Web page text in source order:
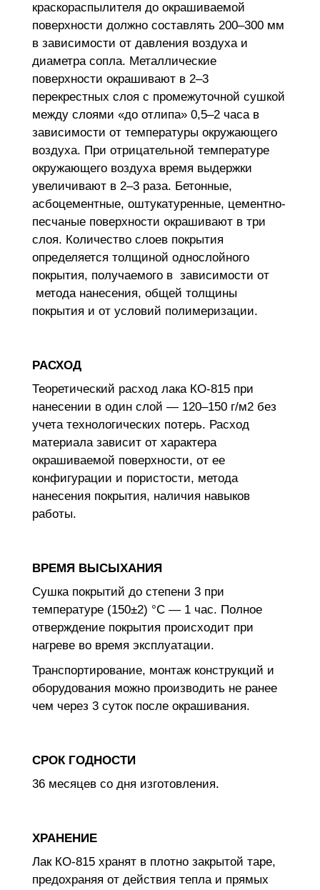
краскораспылителя до окрашиваемой
поверхности должно составлять 200–300 мм
в зависимости от давления воздуха и
диаметра сопла. Металлические
поверхности окрашивают в 2–3
перекрестных слоя с промежуточной сушкой
между слоями «до отлипа» 0,5–2 часа в
зависимости от температуры окружающего
воздуха. При отрицательной температуре
окружающего воздуха время выдержки
увеличивают в 2–3 раза. Бетонные,
асбоцементные, оштукатуренные, цементно-
песчаные поверхности окрашивают в три
слоя. Количество слоев покрытия
определяется толщиной однослойного
покрытия, получаемого в зависимости от
метода нанесения, общей толщины
покрытия и от условий полимеризации.
РАСХОД
Теоретический расход лака КО-815 при
нанесении в один слой — 120–150 г/м2 без
учета технологических потерь. Расход
материала зависит от характера
окрашиваемой поверхности, от ее
конфигурации и пористости, метода
нанесения покрытия, наличия навыков
работы.
ВРЕМЯ ВЫСЫХАНИЯ
Сушка покрытий до степени 3 при
температуре (150±2) °С — 1 час. Полное
отверждение покрытия происходит при
нагреве во время эксплуатации.
Транспортирование, монтаж конструкций и
оборудования можно производить не ранее
чем через 3 суток после окрашивания.
СРОК ГОДНОСТИ
36 месяцев со дня изготовления.
ХРАНЕНИЕ
Лак КО-815 хранят в плотно закрытой таре,
предохраняя от действия тепла и прямых